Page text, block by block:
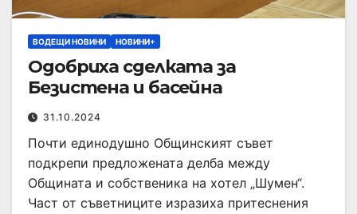
ВОДЕЩИ НОВИНИ НОВИНИ+
Одобриха сделката за
Безистена и басейна
31.10.2024
Почти единодушно Общинският съвет
подкрепи предложената делба между
Общината и собственика на хотел „Шумен“.
Част от съветниците изразиха притеснения